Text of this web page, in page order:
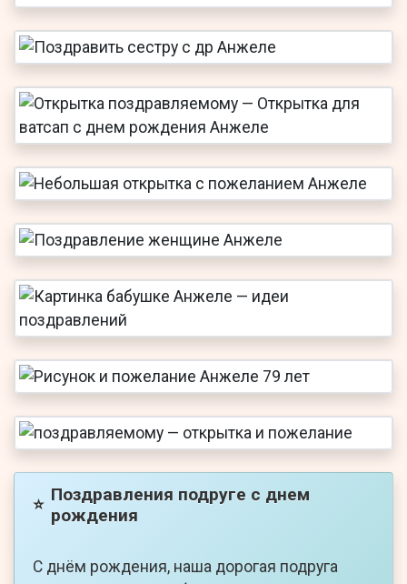
⭐ Поздравления подруге с днем
рождения
С днём рождения, наша дорогая подруга